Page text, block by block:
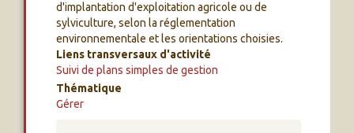
d'implantation d'exploitation agricole ou de
sylviculture, selon la réglementation
environnementale et les orientations choisies.
Liens transversaux d'activité
Suivi de plans simples de gestion
Thématique
Gérer